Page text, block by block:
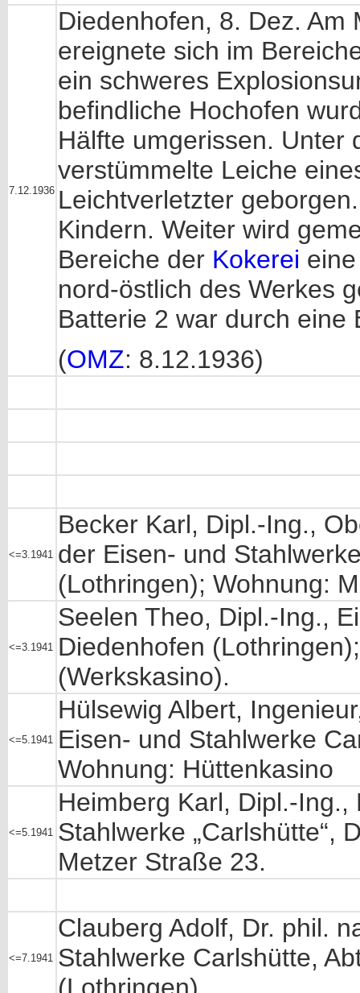
7.12.1936
Diedenhofen, 8. Dez. Am
ereignete sich im
ein schweres
befindliche Hochofen
Hälfte umgerissen. Unter
verstümmelte Leiche
Leichtverletzter
Kindern. Weiter wird
Bereiche der Kokerei
nord-östlich des Werkes
Batterie 2 war durch eine
(OMZ: 8.12.1936)
<=3.1941
Becker Karl, Dipl.-Ing.,
der Eisen- und
(Lothringen); Wohnung:
<=3.1941
Seelen Theo, Dipl.-Ing.,
Diedenhofen
(Werkskasino).
<=5.1941
Hülsewig Albert,
Eisen- und Stahlwerke
Wohnung: Hüttenkasino
<=5.1941
Heimberg Karl, Dipl.-
Stahlwerke „Carlshütte“,
Metzer Straße 23.
<=7.1941
Clauberg Adolf, Dr. phil.
Stahlwerke Carlshütte,
(Lothringen)